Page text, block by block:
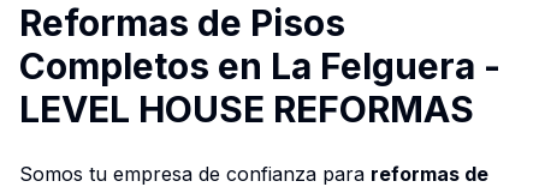
Reformas de Pisos
Completos en La Felguera -
LEVEL HOUSE REFORMAS
Somos tu empresa de confianza para reformas de